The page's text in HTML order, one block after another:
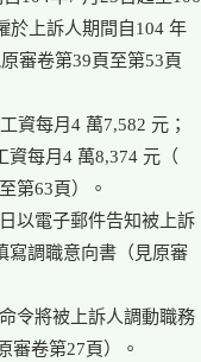
於上訴人期間自104 年
原審卷第39頁至第53頁
資每月4 萬7,582 元；
資每月4 萬8,374 元（
第63頁）。
以電子郵件告知被上訴
寫調職意向書（見原審
令將被上訴人調動職務
審卷第27頁）。